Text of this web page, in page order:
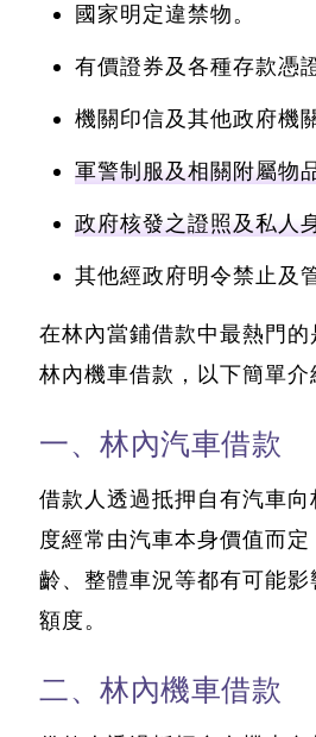
國家明定違禁物。
有價證券及各種存款憑證
機關印信及其他政府機
軍警制服及相關附屬物
政府核發之證照及私人
其他經政府明令禁止及
在林內當鋪借款中最熱門
林內機車借款，以下簡單介
一、林內汽車借款
借款人透過抵押自有汽車
度經常由汽車本身價值而
齡、整體車況等都有可能
額度。
二、林內機車借款